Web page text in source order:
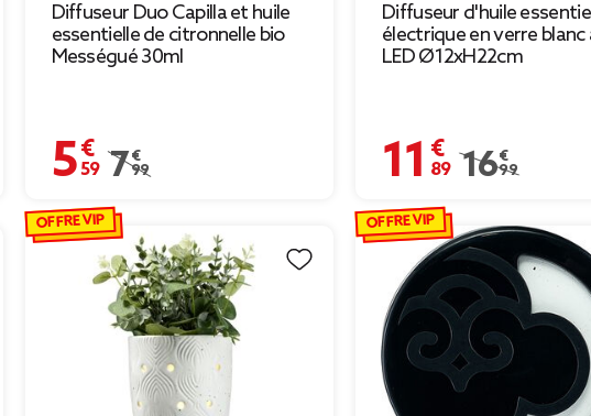
Diffuseur Duo Capilla et huile
essentielle de citronnelle bio
Mességué 30ml
5,59 €
Prix remisé de 7,99 € à 5,59 €
7,99 €
Diffuseur d'huile
électrique en verre blanc
LED Ø12xH22cm
11,89 €
Prix remisé de
16,99 €
OFFRE VIP OFFRE VIP